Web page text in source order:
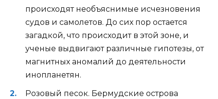
происходят необъяснимые исчезновения
судов и самолетов. До сих пор остается
загадкой, что происходит в этой зоне, и
ученые выдвигают различные гипотезы, от
магнитных аномалий до деятельности
инопланетян.
Розовый песок. Бермудские острова